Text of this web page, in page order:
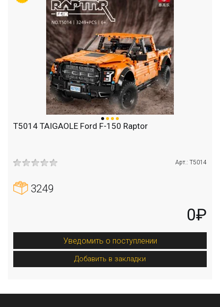
T5014 TAIGAOLE Ford F-150 Raptor
Арт.: T5014
3249
0₽
Уведомить о поступлении
Добавить в закладки